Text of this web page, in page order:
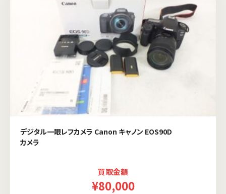
デジタル一眼レフカメラ Canon キャノン EOS90D
カメラ
買取金額
¥80,000